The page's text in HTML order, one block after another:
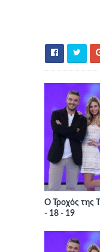
Ο Τροχός της
- 18 - 19